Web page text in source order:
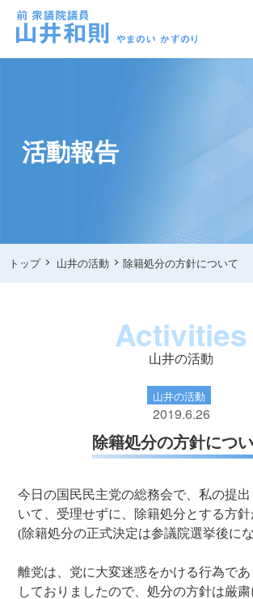
活動報告
トップ 山井の活動 除籍処分の方針について
Activities
山井の活動
山井の活動
2019.6.26
除籍処分の方針につ
今日の国民民主党の総務会で、私の提
いて、受理せずに、除籍処分とする方
(除籍処分の正式決定は参議院選挙後に
離党は、党に大変迷惑をかける行為で
しておりましたので、処分の方針は厳